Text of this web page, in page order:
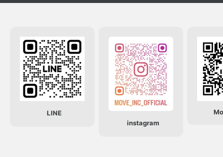
LINE
instagram